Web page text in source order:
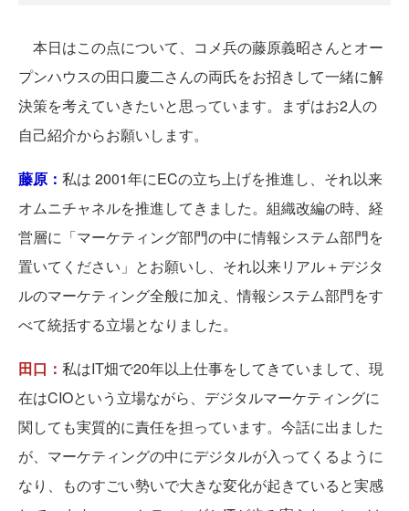
本日はこの点について、コメ兵の藤原義昭さんとオー
プンハウスの田口慶二さんの両氏をお招きして一緒に解
決策を考えていきたいと思っています。まずはお2人の
自己紹介からお願いします。
藤原： 私は 2001年にECの立ち上げを推進し、それ以来
オムニチャネルを推進してきました。組織改編の時、経
営層に「マーケティング部門の中に情報システム部門を
置いてください」とお願いし、それ以来リアル＋デジタ
ルのマーケティング全般に加え、情報システム部門をす
べて統括する立場となりました。
田口： 私はIT畑で20年以上仕事をしてきていまして、現
在はCIOという立場ながら、デジタルマーケティングに
関しても実質的に責任を担っています。今話に出ました
が、マーケティングの中にデジタルが入ってくるように
なり、ものすごい勢いで大きな変化が起きていると実感